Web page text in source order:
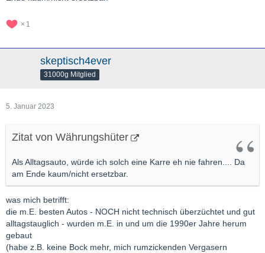
1
skeptisch4ever
31000g Mitglied
5. Januar 2023
Zitat von Währungshüter
Als Alltagsauto, würde ich solch eine Karre eh nie fahren.... Da
am Ende kaum/nicht ersetzbar.
was mich betrifft:
die m.E. besten Autos - NOCH nicht technisch überzüchtet und gut
alltagstauglich - wurden m.E. in und um die 1990er Jahre herum
gebaut
(habe z.B. keine Bock mehr, mich rumzickenden Vergasern